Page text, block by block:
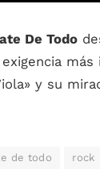
De Todo
y su
de todo rock